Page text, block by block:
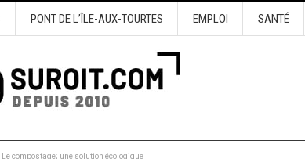
PONT DE L’ÎLE-AUX-TOURTES EMPLOI SANTÉ
Le compostage; une solution écologique